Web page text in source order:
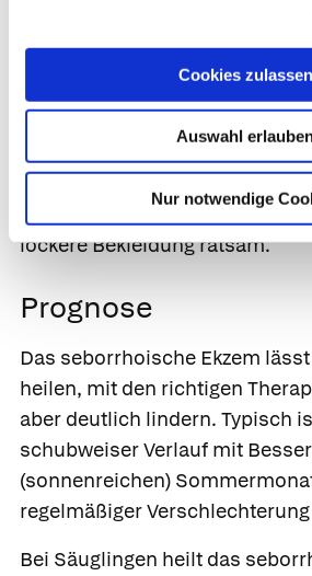
Cookies zulassen
Auswahl
Nur notwendige
Fucidinsäure
geachtet werden. So sind
häufig zu wechseln, außerdem
lockere Bekleidung ratsam.
Prognose
Das seborrhoische Ekzem
heilen, mit den richtigen
aber deutlich lindern. Typisch
schubweiser Verlauf mit
(sonnenreichen)
regelmäßiger
Bei Säuglingen heilt das